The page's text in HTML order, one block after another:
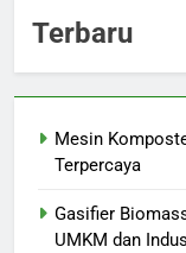
Terbaru
Mesin
Terpercaya
Gasifier
UMKM dan